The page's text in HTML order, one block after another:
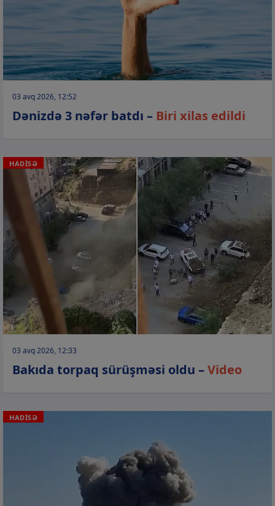
03 avq 2026, 12:52
Dənizdə 3 nəfər batdı – Biri xilas edildi
HADİSƏ
03 avq 2026, 12:33
Bakıda torpaq sürüşməsi oldu –Video
HADİSƏ